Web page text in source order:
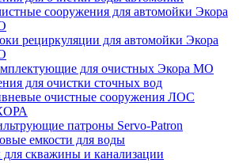
сооружения для автомойки Экора
рециркуляции для автомойки Экора
для очистных Экора МО
для очистки сточных вод
очистные сооружения ЛОС
патроны Servo-Patron
емкости для воды
скважины и канализации